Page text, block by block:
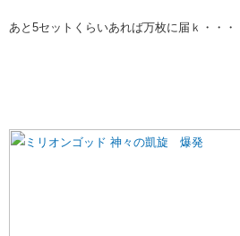
あと5セットくらいあれば万枚に届ｋ・・・